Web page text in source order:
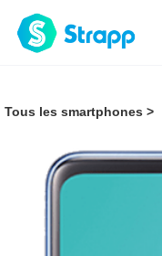
Tous les smartphones >